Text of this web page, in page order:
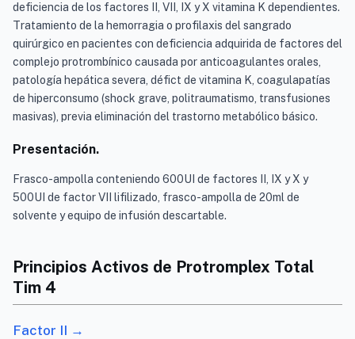
deficiencia de los factores II, VII, IX y X vitamina K dependientes.
Tratamiento de la hemorragia o profilaxis del sangrado
quirúrgico en pacientes con deficiencia adquirida de factores del
complejo protrombínico causada por anticoagulantes orales,
patología hepática severa, défict de vitamina K, coagulapatías
de hiperconsumo (shock grave, politraumatismo, transfusiones
masivas), previa eliminación del trastorno metabólico básico.
Presentación.
Frasco-ampolla conteniendo 600UI de factores II, IX y X y
500UI de factor VII lifilizado, frasco-ampolla de 20ml de
solvente y equipo de infusión descartable.
Principios Activos de Protromplex Total
Tim 4
Factor II →